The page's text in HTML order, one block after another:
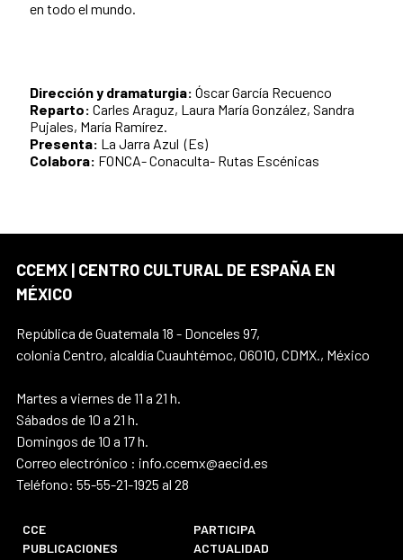
en todo el mundo.
Dirección y dramaturgia: Óscar García Recuenco
Reparto: Carles Araguz, Laura María González, Sandra
Pujales, María Ramírez.
Presenta: La Jarra Azul (Es)
Colabora: FONCA- Conaculta- Rutas Escénicas
CCEMX | CENTRO CULTURAL DE ESPAÑA EN
MÉXICO
República de Guatemala 18 - Donceles 97,
colonia Centro, alcaldía Cuauhtémoc, 06010, CDMX., México
Martes a viernes de 11 a 21 h.
Sábados de 10 a 21 h.
Domingos de 10 a 17 h.
Correo electrónico : info.ccemx@aecid.es
Teléfono: 55-55-21-1925 al 28
CCE
PARTICIPA
PUBLICACIONES
ACTUALIDAD